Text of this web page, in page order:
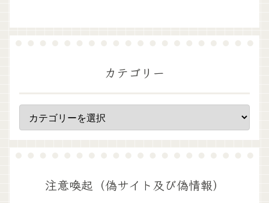
カテゴリー
注意喚起（偽サイト及び偽情報）